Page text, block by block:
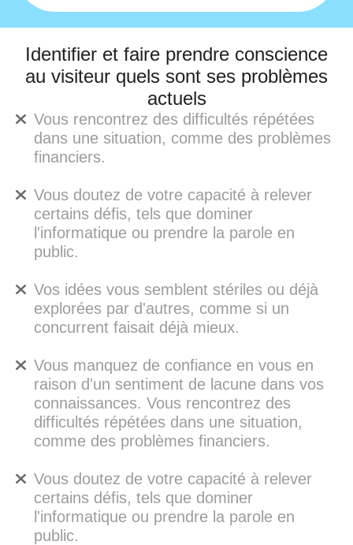
Identifier et faire prendre conscience
au visiteur quels sont ses problèmes
actuels
Vous rencontrez des difficultés répétées
dans une situation, comme des problèmes
financiers.
Vous doutez de votre capacité à relever
certains défis, tels que dominer
l'informatique ou prendre la parole en
public.
Vos idées vous semblent stériles ou déjà
explorées par d'autres, comme si un
concurrent faisait déjà mieux.
Vous manquez de confiance en vous en
raison d'un sentiment de lacune dans vos
connaissances. Vous rencontrez des
difficultés répétées dans une situation,
comme des problèmes financiers.
Vous doutez de votre capacité à relever
certains défis, tels que dominer
l'informatique ou prendre la parole en
public.